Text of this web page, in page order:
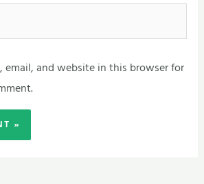
email, and website in this browser for